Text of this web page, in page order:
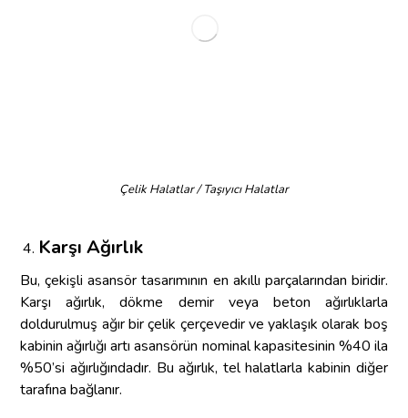
Çelik Halatlar / Taşıyıcı Halatlar
Karşı Ağırlık
Bu, çekişli asansör tasarımının en akıllı parçalarından biridir.
Karşı ağırlık, dökme demir veya beton ağırlıklarla
doldurulmuş ağır bir çelik çerçevedir ve yaklaşık olarak boş
kabinin ağırlığı artı asansörün nominal kapasitesinin %40 ila
%50’si ağırlığındadır. Bu ağırlık, tel halatlarla kabinin diğer
tarafına bağlanır.